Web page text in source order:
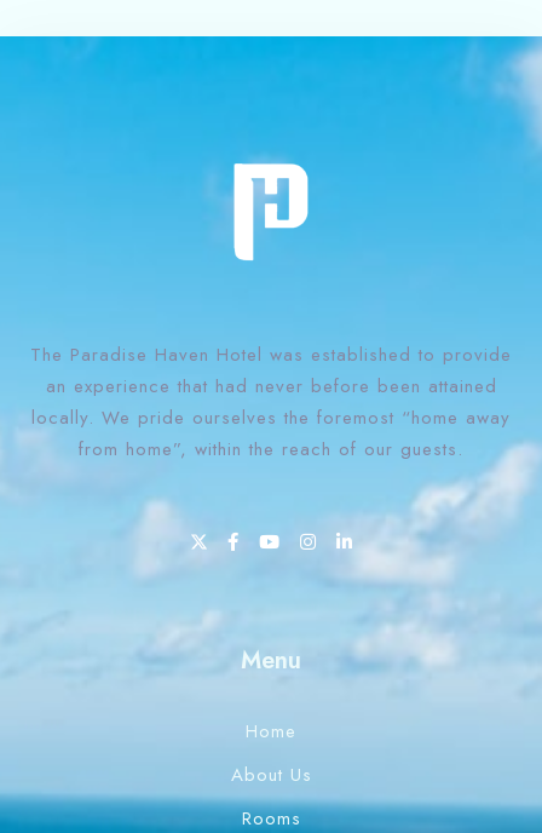
The Paradise Haven Hotel was established to provide
an experience that had never before been attained
locally. We pride ourselves the foremost “home away
from home”, within the reach of our guests.
1 Win bahis sitesi en iyi oranları ve fırsatları sunar.
Menu
Home
About Us
Rooms